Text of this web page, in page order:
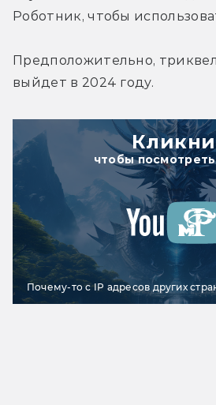
Роботник, чтобы
Предположительно,
выйдет в 2024 году.
чтобы
Почему-то с IP адресов других